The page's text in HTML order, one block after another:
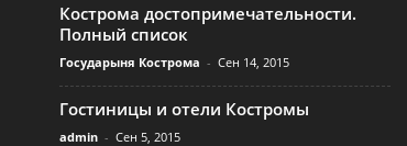
Кострома достопримечательности.
Полный список
Государыня Кострома - Сен 14, 2015
Гостиницы и отели Костромы
admin - Сен 5, 2015